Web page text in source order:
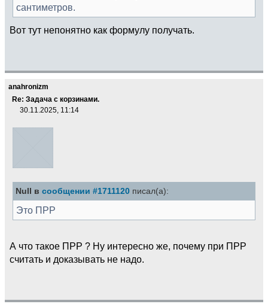
сантиметров.
Вот тут непонятно как формулу получать.
anahronizm
Re: Задача с корзинами.
30.11.2025, 11:14
Null в сообщении #1711120 писал(а):
Это ПРР
А что такое ПРР ? Ну интересно же, почему при ПРР
считать и доказывать не надо.